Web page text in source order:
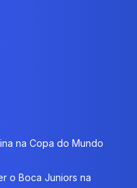
na Copa do Mundo
o Boca Juniors na